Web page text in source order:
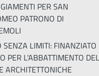
PER SAN
PATRONO DI
SENZA LIMITI: FINANZIATO
PER L'ABBATTIMENTO
ARCHITETTONICHE